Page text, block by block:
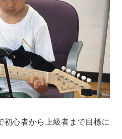
初心者から上級者まで目標に